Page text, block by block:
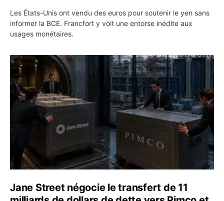
Les États-Unis ont vendu des euros pour soutenir le yen sans
informer la BCE. Francfort y voit une entorse inédite aux
usages monétaires.
Jane Street négocie le transfert de 11 milliards de
Jane Street négocie le transfert de 11